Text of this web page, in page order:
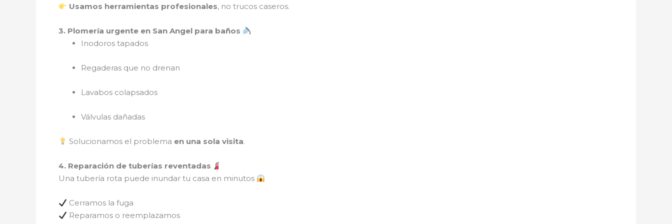
Usamos herramientas profesionales, no trucos caseros.
3. Plomería urgente en San Angel para baños
Inodoros tapados
Regaderas que no drenan
Lavabos colapsados
Válvulas dañadas
Solucionamos el problema en una sola visita.
4. Reparación de tuberías reventadas
Una tubería rota puede inundar tu casa en minutos
Cerramos la fuga
Reparamos o reemplazamos